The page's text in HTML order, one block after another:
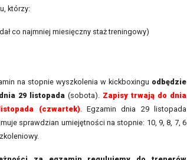
którzy:
co najmniej miesięczny staż treningowy)
na stopnie wyszkolenia w kickboxingu odbędzie
29 listopada (sobota). Zapisy trwają do dnia
(czwartek). Egzamin dnia 29 listopada
sprawdzian umiejętności na stopnie: 10, 9, 8, 7, 6